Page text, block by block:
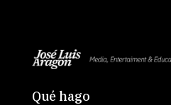
Qué hago